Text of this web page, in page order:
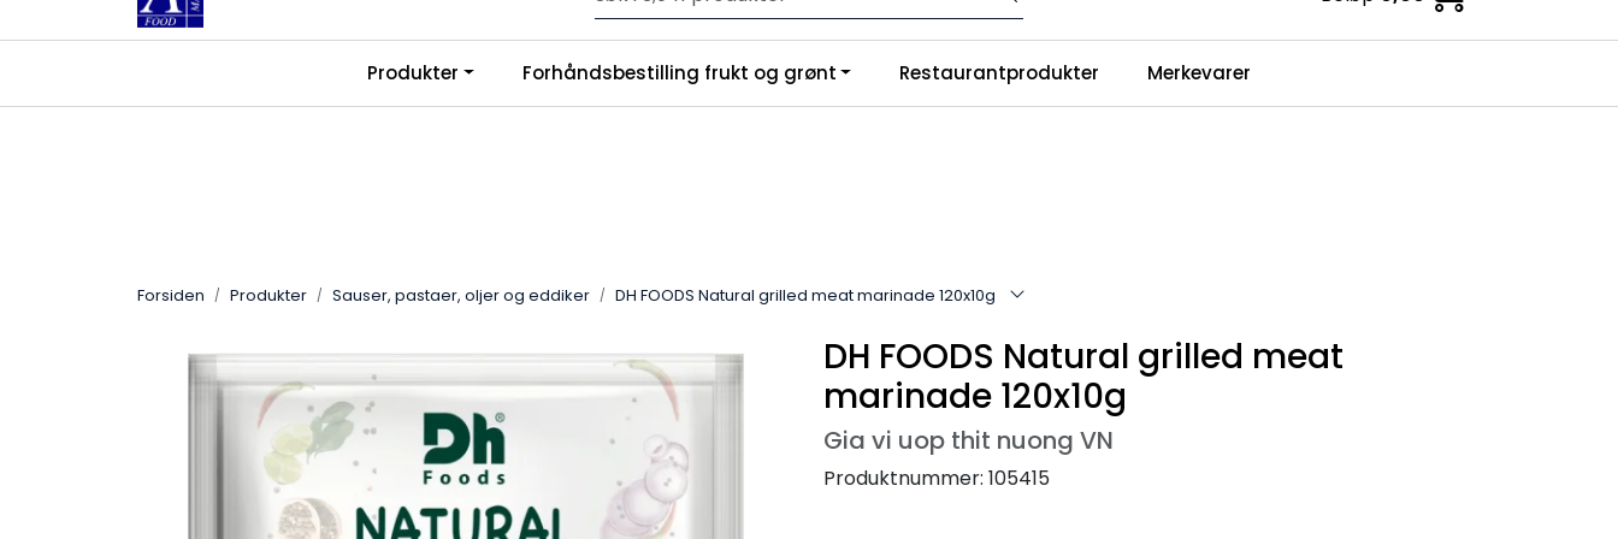
Skip to main content Velkommen til vår nye nettbutikk! Trykk her for å lese mer
Ledige stillinger | Franchise | Om oss Infosenter
Produkter Forhåndsbestilling frukt og grønt Restaurantprodukter Merkevarer
Forsiden Produkter Sauser, pastaer, oljer og eddiker DH FOODS Natural grilled meat marinade 120x10g
DH FOODS Natural grilled meat
marinade 120x10g
Gia vi uop thit nuong VN
Produktnummer: 105415